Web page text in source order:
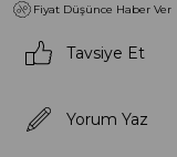
Fiyat Düşünce Haber Ver
Tavsiye Et
Yorum Yaz